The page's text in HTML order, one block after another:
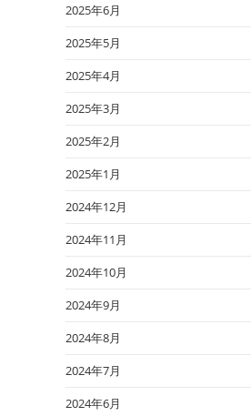
2025年6月
2025年5月
2025年4月
2025年3月
2025年2月
2025年1月
2024年12月
2024年11月
2024年10月
2024年9月
2024年8月
2024年7月
2024年6月